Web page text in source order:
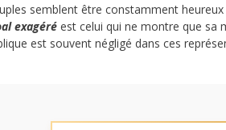
semblent être constamment
exagéré est celui qui ne montre que sa
est souvent négligé dans ces